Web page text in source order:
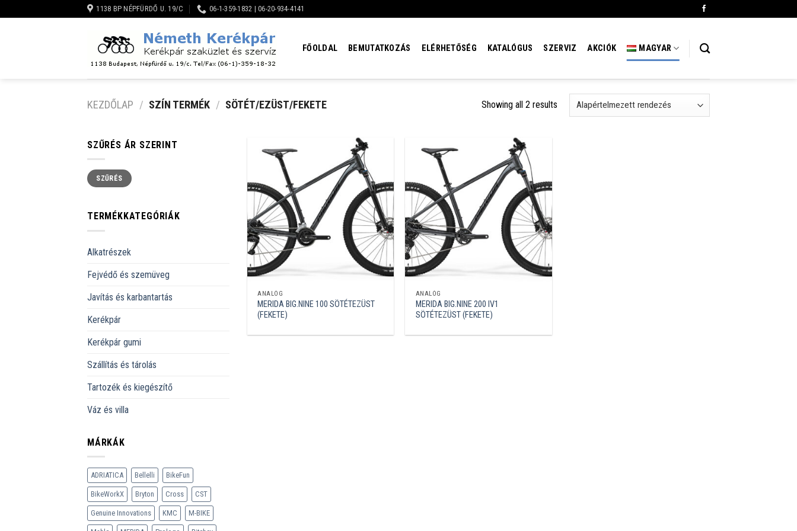
to
1138 BP NÉPFÜRDŐ U. 19/C 06-1-359-1832 | 06-20-934-4141
FŐOLDAL BEMUTATKOZÁS ELÉRHETŐSÉG KATALÓGUS SZERVIZ AKCIÓK MAGYAR
KEZDŐLAP / SZÍN TERMÉK / SÖTÉT/EZÜST/FEKETE Showing all 2 results
SZŰRÉS ÁR SZERINT
Min
ár
Max
ár
SZŰRÉS
TERMÉKKATEGÓRIÁK
Alkatrészek
Fejvédő és szemüveg
Javítás és karbantartás
Kerékpár
Kerékpár gumi
Szállítás és tárolás
Tartozék és kiegészítő
Váz és villa
MÁRKÁK
ADRIATICA Bellelli BikeFun
BikeWorkX Bryton Cross CST
Genuine Innovations KMC M-BIKE
ANALÓG
MERIDA BIG.NINE 100 SÖTÉTEZÜST
(FEKETE)
ANALÓG
MERIDA BIG.NINE 200 IV1
SÖTÉTEZÜST (FEKETE)